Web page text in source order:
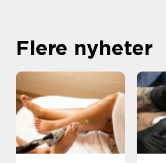
Flere nyheter